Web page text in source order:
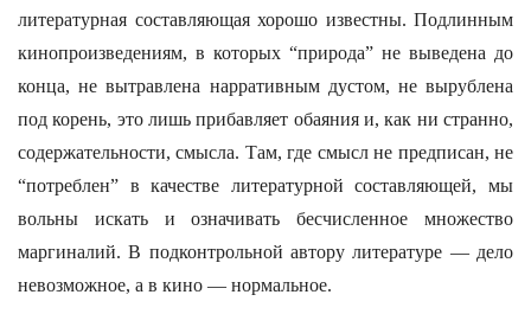
литературная составляющая хорошо известны. Подлинным
кинопроизведениям, в которых “природа” не выведена до
конца, не вытравлена нарративным дустом, не вырублена
под корень, это лишь прибавляет обаяния и, как ни странно,
содержательности, смысла. Там, где смысл не предписан, не
“потреблен” в качестве литературной составляющей, мы
вольны искать и означивать бесчисленное множество
маргиналий. В подконтрольной автору литературе — дело
невозможное, а в кино — нормальное.